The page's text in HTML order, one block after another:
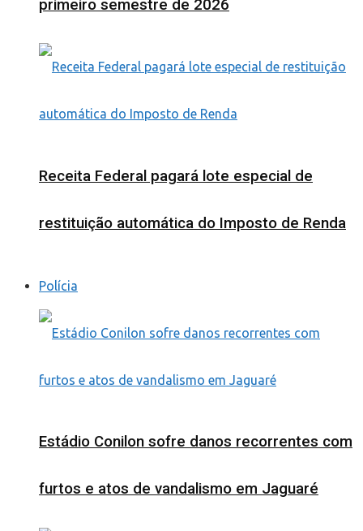
primeiro semestre de 2026
Receita Federal pagará lote especial de
restituição automática do Imposto de Renda
Polícia
Estádio Conilon sofre danos recorrentes com
furtos e atos de vandalismo em Jaguaré